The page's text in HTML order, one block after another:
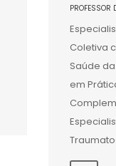
PROFESSOR
Coletiva
Saúde
em